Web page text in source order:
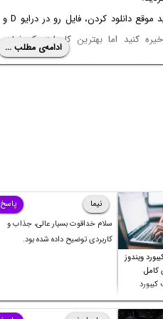
می‌تونید موقع دانلود کردن، فایل رو در درایو D و
کنید اما بهترین کار اینه که فولدر
Downloads رو به درایو D انتقال بدید. در این
تغییر فولدر دانلودها رو کامل و
ادامه‌ی مطلب ...
ویندوز
کامل
نیما
سلام خداقوت بسیار عالی، جذاب و
کاربردی توضیح داده شده بود.
پاسخ